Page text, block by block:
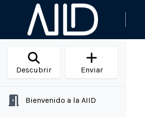
Descubrir Enviar
Bienvenido a la AIID